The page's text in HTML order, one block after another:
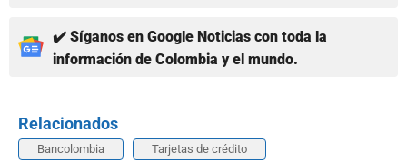
✔️ Síganos en Google Noticias con toda la
información de Colombia y el mundo.
Relacionados
Bancolombia Tarjetas de crédito